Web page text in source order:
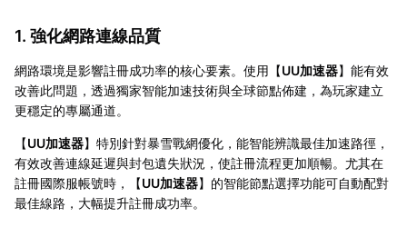
1. 強化網路連線品質
網路環境是影響註冊成功率的核心要素。使用【UU加速器】能有效
改善此問題，透過獨家智能加速技術與全球節點佈建，為玩家建立
更穩定的專屬通道。
【UU加速器】特別針對暴雪戰網優化，能智能辨識最佳加速路徑，
有效改善連線延遲與封包遺失狀況，使註冊流程更加順暢。尤其在
註冊國際服帳號時，【UU加速器】的智能節點選擇功能可自動配對
最佳線路，大幅提升註冊成功率。